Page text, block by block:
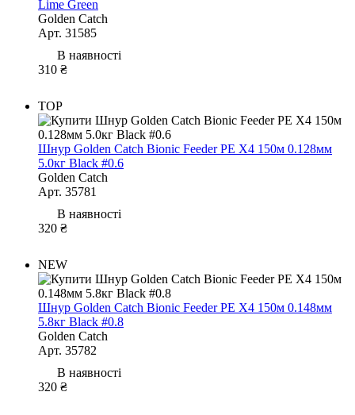
Lime Green
Golden Catch
Арт. 31585
В наявності
310 ₴
TOP
Шнур Golden Catch Bionic Feeder PE X4 150м 0.128мм
5.0кг Black #0.6
Golden Catch
Арт. 35781
В наявності
320 ₴
NEW
Шнур Golden Catch Bionic Feeder PE X4 150м 0.148мм
5.8кг Black #0.8
Golden Catch
Арт. 35782
В наявності
320 ₴